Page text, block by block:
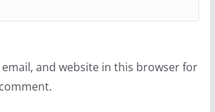
email, and website in this browser for